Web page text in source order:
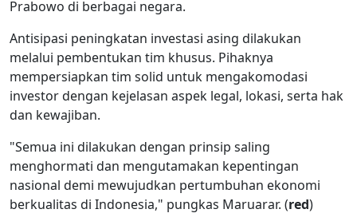
Prabowo di berbagai negara.
Antisipasi peningkatan investasi asing dilakukan
melalui pembentukan tim khusus. Pihaknya
mempersiapkan tim solid untuk mengakomodasi
investor dengan kejelasan aspek legal, lokasi, serta hak
dan kewajiban.
"Semua ini dilakukan dengan prinsip saling
menghormati dan mengutamakan kepentingan
nasional demi mewujudkan pertumbuhan ekonomi
berkualitas di Indonesia," pungkas Maruarar. (red)